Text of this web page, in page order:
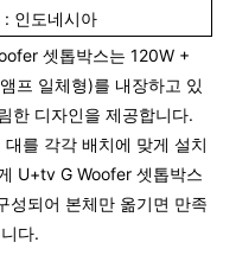
인도네시아
셋톱박스는 120W +
프 일체형)를 내장하고 있
한 디자인을 제공합니다.
를 각각 배치에 맞게 설치
U+tv G Woofer 셋톱박스
성되어 본체만 옮기면 만족
다.